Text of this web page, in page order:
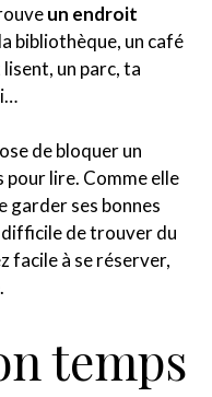
un endroit
bibliothèque, un café
un parc, ta
de bloquer un
lire. Comme elle
garder ses bonnes
difficile de trouver du
facile à se réserver,
temps